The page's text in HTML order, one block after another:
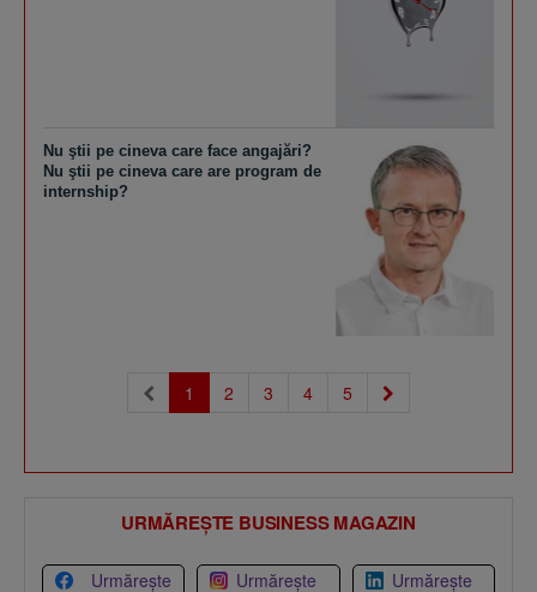
Nu ştii pe cineva care face angajări?
Nu ştii pe cineva care are program de
internship?
1 (current)
2 3 4 5
URMĂREȘTE BUSINESS MAGAZIN
Urmărește Urmărește Urmărește